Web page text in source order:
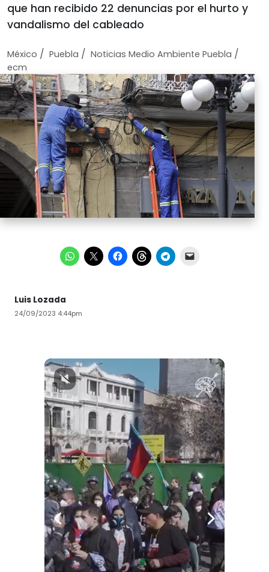
que han recibido 22 denuncias por el hurto y
vandalismo del cableado
México / Puebla / Noticias Medio Ambiente Puebla /
ecm
Luis Lozada
24/09/2023 4:44pm